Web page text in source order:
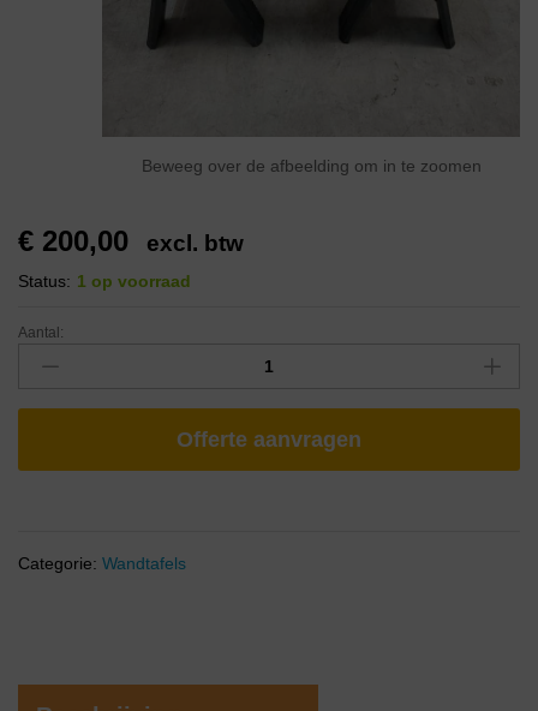
Beweeg over de afbeelding om in te zoomen
€ 200,00 excl. btw
Status: 1 op voorraad
Aantal:
Offerte aanvragen
Categorie: Wandtafels